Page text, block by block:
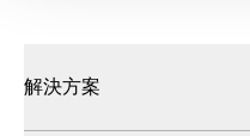
解決方案